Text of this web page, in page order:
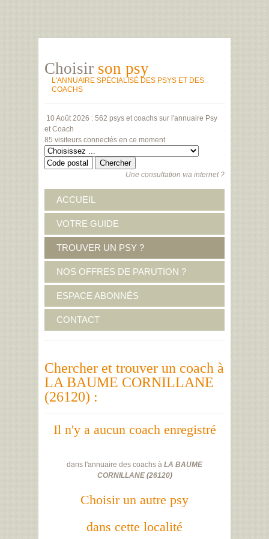
Choisir son psy
L'ANNUAIRE SPÉCIALISÉ DES PSYS ET DES
COACHS
10 Août 2026 : 562 psys et coachs sur l'annuaire Psy
et Coach
85 visiteurs connectés en ce moment
Une consultation via internet ?
ACCUEIL
VOTRE GUIDE
TROUVER UN PSY ?
NOS OFFRES DE PARUTION ?
ESPACE ABONNÉS
CONTACT
Chercher et trouver un coach à
LA BAUME CORNILLANE
(26120) :
Il n'y a aucun coach enregistré
dans l'annuaire des coachs à LA BAUME
CORNILLANE(26120)
Choisir un autre psy
dans cette localité